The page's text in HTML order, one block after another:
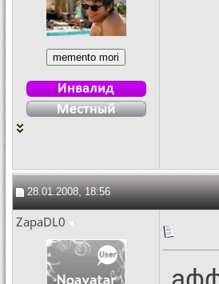
28.01.2008, 18:56
ZapaDL0